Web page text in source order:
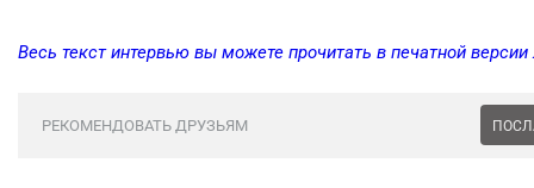
Весь текст интервью вы можете прочитать в печатной
РЕКОМЕНДОВАТЬ ДРУЗЬЯМ